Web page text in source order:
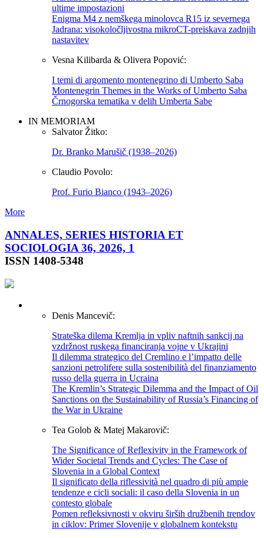
ultime impostazioni
Enigma M4 z nemškega minolovca R15 iz severnega
Jadrana: visokoločljivostna mikroCT-preiskava zadnjih
nastavitev
Vesna Kilibarda & Olivera Popović:
I temi di argomento montenegrino di Umberto Saba
Montenegrin Themes in the Works of Umberto Saba
Črnogorska tematika v delih Umberta Sabe
IN MEMORIAM
Salvator Žitko:
Dr. Branko Marušič (1938–2026)
Claudio Povolo:
Prof. Furio Bianco (1943–2026)
More
ANNALES, SERIES HISTORIA ET
SOCIOLOGIA 36, 2026, 1
ISSN 1408-5348
Denis Mancevič:
Strateška dilema Kremlja in vpliv naftnih sankcij na
vzdržnost ruskega financiranja vojne v Ukrajini
Il dilemma strategico del Cremlino e l’impatto delle
sanzioni petrolifere sulla sostenibilità del finanziamento
russo della guerra in Ucraina
The Kremlin’s Strategic Dilemma and the Impact of Oil
Sanctions on the Sustainability of Russia’s Financing of
the War in Ukraine
Tea Golob & Matej Makarovič:
The Significance of Reflexivity in the Framework of
Wider Societal Trends and Cycles: The Case of
Slovenia in a Global Context
Il significato della riflessività nel quadro di più ampie
tendenze e cicli sociali: il caso della Slovenia in un
contesto globale
Pomen refleksivnosti v okviru širših družbenih trendov
in ciklov: Primer Slovenije v globalnem kontekstu